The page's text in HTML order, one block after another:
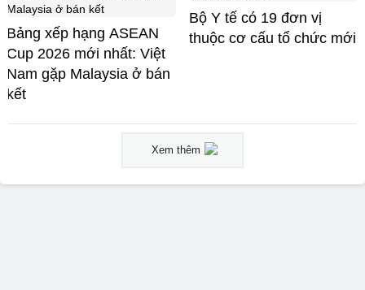
Bảng xếp hạng ASEAN
Cup 2026 mới nhất: Việt
Nam gặp Malaysia ở bán
kết
Bộ Y tế có 19 đơn vị
thuộc cơ cấu tổ chức mới
Xem thêm